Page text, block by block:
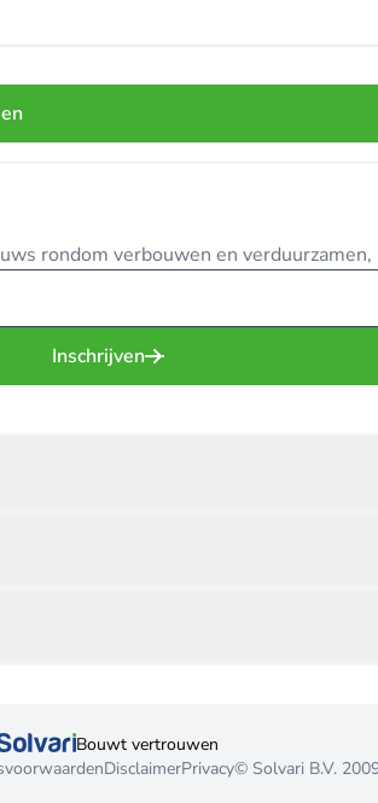
rondom verbouwen en
Inschrijven
Bouwt vertrouwen
DisclaimerPrivacy© Solvari B.V.